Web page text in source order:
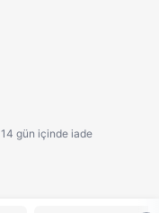
14 gün içinde iade